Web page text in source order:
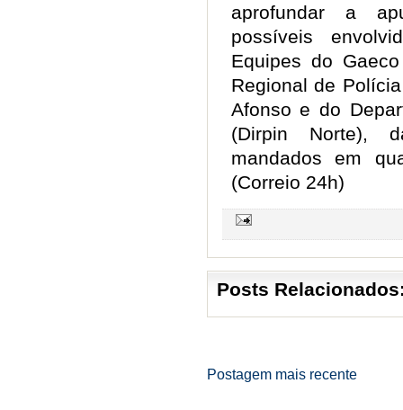
aprofundar a
possíveis
Equipes do
Regional de
Afonso e do
(Dirpin Norte),
mandados em
(Correio 24h)
Posts
Postagem mais recente